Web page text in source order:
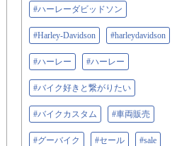
#ハーレーダビッドソン
#Harley-Davidson #harleydavidson
#ハーレー #ハーレー
#バイク好きと繋がりたい
#バイクカスタム #車両販売
#グーバイク #セール #sale